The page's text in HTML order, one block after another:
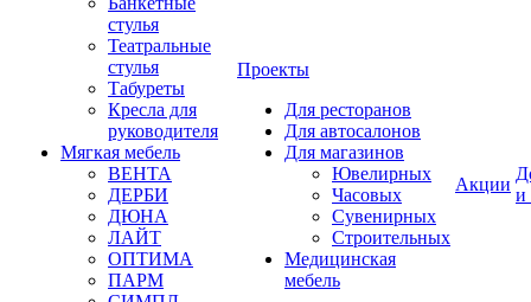
стулья
Театральные
стулья
Табуреты
Кресла для
руководителя
Мягкая мебель
ВЕНТА
ДЕРБИ
ДЮНА
ЛАЙТ
ОПТИМА
ПАРМ
Проекты
Для ресторанов
Для автосалонов
Для магазинов
Ювелирных
Часовых
Сувенирных
Строительных
Медицинская
мебель
Акции
и